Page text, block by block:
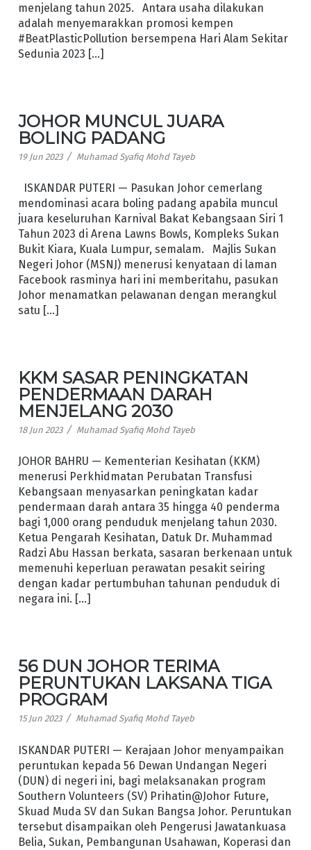
menjelang tahun 2025. Antara usaha dilakukan
adalah menyemarakkan promosi kempen
#BeatPlasticPollution bersempena Hari Alam Sekitar
Sedunia 2023 […]
JOHOR MUNCUL JUARA
BOLING PADANG
19 Jun 2023 / Muhamad Syafiq Mohd Tayeb
ISKANDAR PUTERI — Pasukan Johor cemerlang
mendominasi acara boling padang apabila muncul
juara keseluruhan Karnival Bakat Kebangsaan Siri 1
Tahun 2023 di Arena Lawns Bowls, Kompleks Sukan
Bukit Kiara, Kuala Lumpur, semalam. Majlis Sukan
Negeri Johor (MSNJ) menerusi kenyataan di laman
Facebook rasminya hari ini memberitahu, pasukan
Johor menamatkan pelawanan dengan merangkul
satu […]
KKM SASAR PENINGKATAN
PENDERMAAN DARAH
MENJELANG 2030
18 Jun 2023 / Muhamad Syafiq Mohd Tayeb
JOHOR BAHRU — Kementerian Kesihatan (KKM)
menerusi Perkhidmatan Perubatan Transfusi
Kebangsaan menyasarkan peningkatan kadar
pendermaan darah antara 35 hingga 40 penderma
bagi 1,000 orang penduduk menjelang tahun 2030.
Ketua Pengarah Kesihatan, Datuk Dr. Muhammad
Radzi Abu Hassan berkata, sasaran berkenaan untuk
memenuhi keperluan perawatan pesakit seiring
dengan kadar pertumbuhan tahunan penduduk di
negara ini. […]
56 DUN JOHOR TERIMA
PERUNTUKAN LAKSANA TIGA
PROGRAM
15 Jun 2023 / Muhamad Syafiq Mohd Tayeb
ISKANDAR PUTERI — Kerajaan Johor menyampaikan
peruntukan kepada 56 Dewan Undangan Negeri
(DUN) di negeri ini, bagi melaksanakan program
Southern Volunteers (SV) Prihatin@Johor Future,
Skuad Muda SV dan Sukan Bangsa Johor. Peruntukan
tersebut disampaikan oleh Pengerusi Jawatankuasa
Belia, Sukan, Pembangunan Usahawan, Koperasi dan